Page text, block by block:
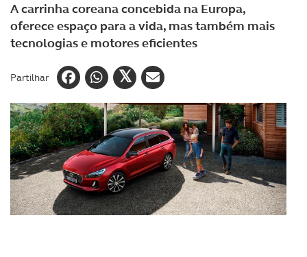
A carrinha coreana concebida na Europa,
oferece espaço para a vida, mas também mais
tecnologias e motores eficientes
Partilhar